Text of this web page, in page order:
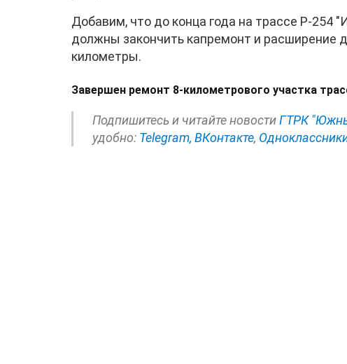
Добавим, что до конца года на трассе Р-254
должны закончить капремонт и расширение
километры.
Завершен ремонт 8-километрового участка
Подпишитесь и читайте новостиГТРК
удобно: Telegram, ВКонтакте,